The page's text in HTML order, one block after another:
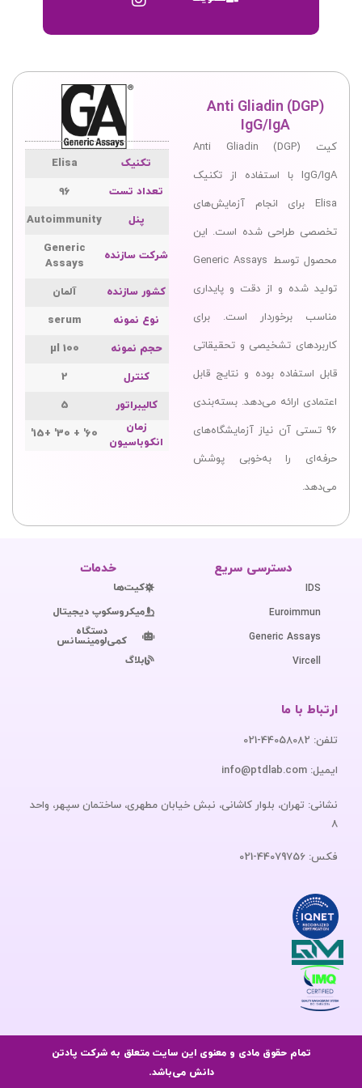
Anti Gliadin (DGP)
IgG/IgA
کیت Anti Gliadin (DGP)
IgG/IgA با استفاده از تکنیک
Elisa برای انجام آزمایش‌های
تخصصی طراحی شده است. این
محصول توسط Generic Assays
تولید شده و از دقت و پایداری
مناسب برخوردار است. برای
کاربردهای تشخیصی و تحقیقاتی
قابل استفاده بوده و نتایج قابل
اعتمادی ارائه می‌دهد. بسته‌بندی
96 تستی آن نیاز آزمایشگاه‌های
حرفه‌ای را به‌خوبی پوشش
می‌دهد.
تکنیک
Elisa
تعداد تست
96
پنل
Autoimmunity
شرکت سازنده
Generic
Assays
کشور سازنده
آلمان
نوع نمونه
serum
حجم نمونه
100 µl
کنترل
2
کالیبراتور
5
زمان
انکوباسیون
60' + 30' +15'
دسترسی سریع
IDS
Euroimmun
Generic Assays
Vircell
خدمات
کیت‌ها
میکروسکوپ دیجیتال
دستگاه
کمی‌لومینسانس
بلاگ
ارتباط با ما
تلفن: 44058082-021
ایمیل: info@ptdlab.com
نشانی: تهران، بلوار کاشانی، نبش خیابان مطهری، ساختمان سپهر، واحد
8
فکس: 44079756-021
تمام حقوق مادی و معنوی این سایت متعلق به شرکت پادتن
دانش می‌باشد.